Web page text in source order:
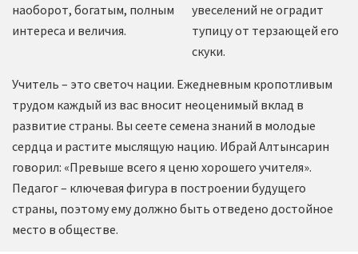
наоборот, богатым, полным
интереса и величия.
увеселений не оградит
тупицу от терзающей его
скуки.
Учитель – это светоч нации. Ежедневным кропотливым
трудом каждый из вас вносит неоценимый вклад в
развитие страны. Вы сеете семена знаний в молодые
сердца и растите мыслящую нацию. Ибрай Алтынсарин
говорил: «Превыше всего я ценю хорошего учителя».
Педагог – ключевая фигура в построении будущего
страны, поэтому ему должно быть отведено достойное
место в обществе.